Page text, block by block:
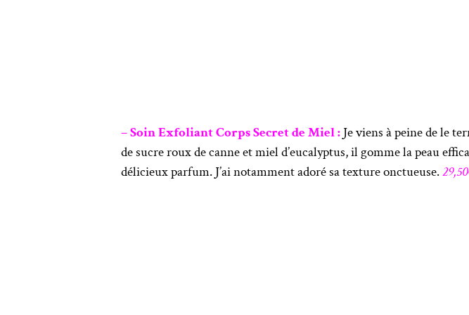
– Soin Exfoliant Corps Secret de Miel : Je viens à peine de le
de sucre roux de canne et miel d’eucalyptus, il gomme la peau
délicieux parfum. J’ai notamment adoré sa texture onctueuse.